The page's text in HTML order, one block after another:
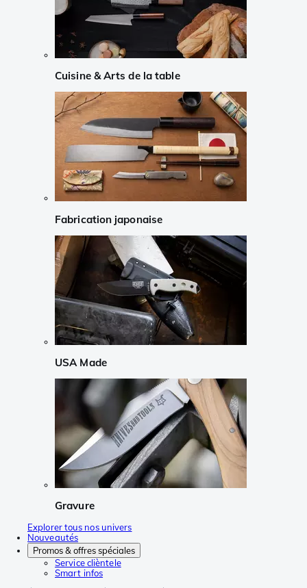
Cuisine & Arts de la table
Fabrication japonaise
USA Made
Gravure
Explorer tous nos univers
Nouveautés
Promos & offres spéciales
Service clièntele
Smart infos